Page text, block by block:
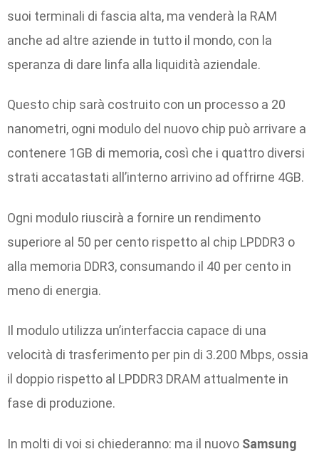
suoi terminali di fascia alta, ma venderà la RAM
anche ad altre aziende in tutto il mondo, con la
speranza di dare linfa alla liquidità aziendale.
Questo chip sarà costruito con un processo a 20
nanometri, ogni modulo del nuovo chip può arrivare a
contenere 1GB di memoria, così che i quattro diversi
strati accatastati all’interno arrivino ad offrirne 4GB.
Ogni modulo riuscirà a fornire un rendimento
superiore al 50 per cento rispetto al chip LPDDR3 o
alla memoria DDR3, consumando il 40 per cento in
meno di energia.
Il modulo utilizza un’interfaccia capace di una
velocità di trasferimento per pin di 3.200 Mbps, ossia
il doppio rispetto al LPDDR3 DRAM attualmente in
fase di produzione.
In molti di voi si chiederanno: ma il nuovo Samsung